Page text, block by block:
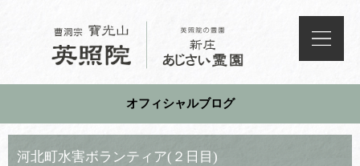
オフィシャルブログ
河北町水害ボランティア(２日目)